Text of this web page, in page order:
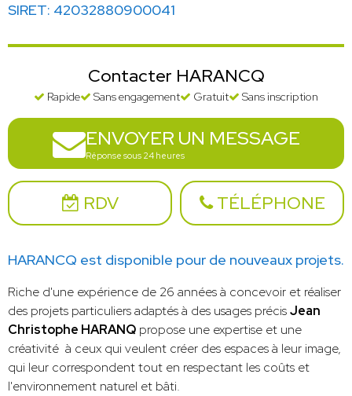
SIRET: 42032880900041
Contacter HARANCQ
Rapide Sans engagement Gratuit Sans inscription
ENVOYER UN MESSAGE
Réponse sous 24 heures
RDV TÉLÉPHONE
HARANCQ est disponible pour de nouveaux projets.
Riche d'une expérience de 26 années à concevoir et réaliser
des projets particuliers adaptés à des usages précisJean
Christophe HARANQ propose une expertise et une
créativité à ceux qui veulent créer des espaces à leur image,
qui leur correspondent tout en respectant les coûts et
l'environnement naturel et bâti.